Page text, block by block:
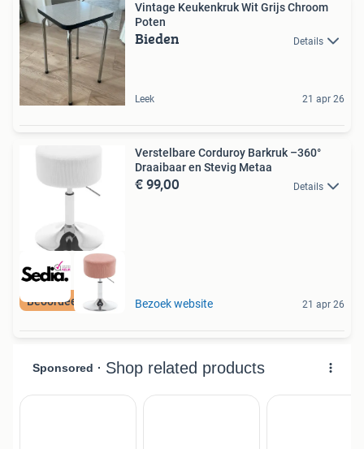
Vintage Keukenkruk Wit Grijs Chroom
Poten
Bieden Details
Leek 21 apr 26
Verstelbare Corduroy Barkruk –360°
Draaibaar en Stevig Metaa
€ 99,00 Details
Bezoek website 21 apr 26